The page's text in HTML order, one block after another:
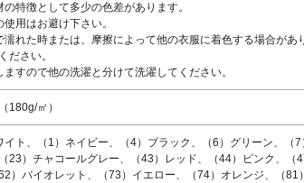
の特徴として多少の色差があります。
使用はお避け下さい。
濡れた時または、摩擦によって他の衣服に着色する場合があ
ださい。
ますので他の洗濯と分けて洗濯してください。
180g/㎡）
イト、（1）ネイビー、（4）ブラック、（6）グリーン、（
23）チャコールグレー、（43）レッド、（44）ピンク、（
）バイオレット、（73）イエロー、（74）オレンジ、（81